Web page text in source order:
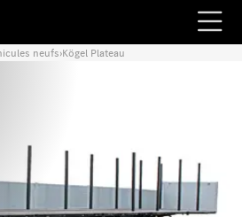
neufs›Kögel Plateau